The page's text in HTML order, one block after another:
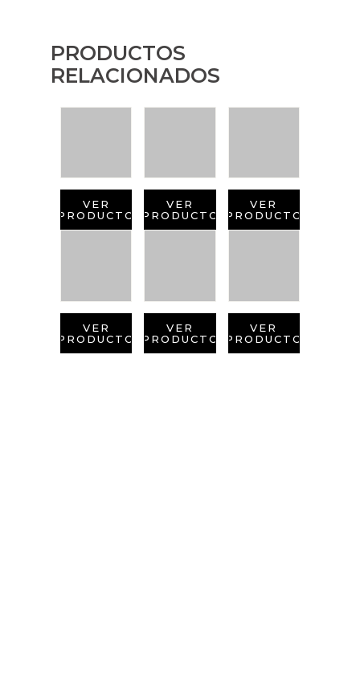
PRODUCTOS
RELACIONADOS
VER
PRODUCTO
VER
PRODUCTO
VER
PRODUCTO
VER
PRODUCTO
VER
PRODUCTO
VER
PRODUCTO